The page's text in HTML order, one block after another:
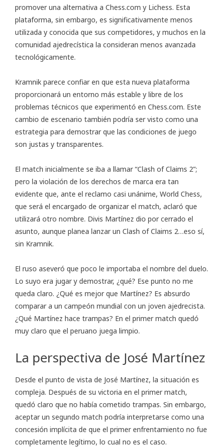
promover una alternativa a Chess.com y Lichess. Esta
plataforma, sin embargo, es significativamente menos
utilizada y conocida que sus competidores, y muchos en la
comunidad ajedrecística la consideran menos avanzada
tecnológicamente.
Kramnik parece confiar en que esta nueva plataforma
proporcionará un entorno más estable y libre de los
problemas técnicos que experimentó en Chess.com. Este
cambio de escenario también podría ser visto como una
estrategia para demostrar que las condiciones de juego
son justas y transparentes.
El match inicialmente se iba a llamar “Clash of Claims 2”;
pero la violación de los derechos de marca era tan
evidente que, ante el reclamo casi unánime, World Chess,
que será el encargado de organizar el match, aclaró que
utilizará otro nombre. Divis Martínez dio por cerrado el
asunto, aunque planea lanzar un Clash of Claims 2…eso sí,
sin Kramnik.
El ruso aseveró que poco le importaba el nombre del duelo.
Lo suyo era jugar y demostrar, ¿qué? Ese punto no me
queda claro. ¿Qué es mejor que Martínez? Es absurdo
comparar a un campeón mundial con un joven ajedrecista.
¿Qué Martínez hace trampas? En el primer match quedó
muy claro que el peruano juega limpio.
La perspectiva de José Martínez
Desde el punto de vista de José Martínez, la situación es
compleja. Después de su victoria en el primer match,
quedó claro que no había cometido trampas. Sin embargo,
aceptar un segundo match podría interpretarse como una
concesión implícita de que el primer enfrentamiento no fue
completamente legítimo, lo cual no es el caso.